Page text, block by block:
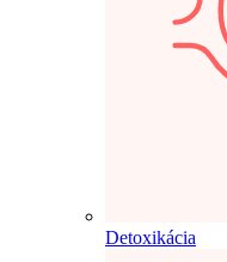
Detoxikácia